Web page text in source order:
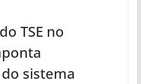
TSE no
sistema